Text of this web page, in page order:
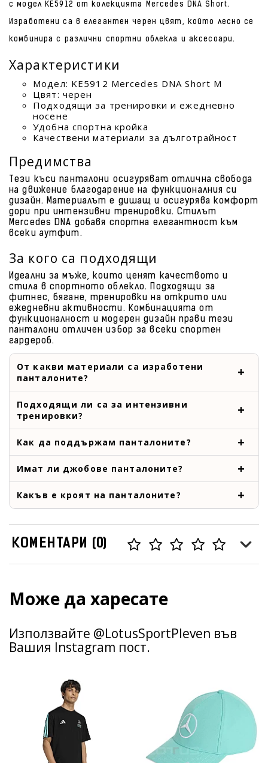
с модел KE5912 от колекцията Mercedes DNA Short.
Изработени са в елегантен черен цвят, който лесно се
комбинира с различни спортни облекла и аксесоари.
Характеристики
Модел: KE5912 Mercedes DNA Short M
Цвят: черен
Подходящи за тренировки и ежедневно
носене
Удобна спортна кройка
Качествени материали за дълготрайност
Предимства
Тези къси панталони осигуряват отлична свобода
на движение благодарение на функционалния си
дизайн. Материалът е дишащ и осигурява комфорт
дори при интензивни тренировки. Стилът
Mercedes DNA добавя спортна елегантност към
всеки аутфит.
За кого са подходящи
Идеални за мъже, които ценят качеството и
стила в спортното облекло. Подходящи за
фитнес, бягане, тренировки на открито или
ежедневни активности. Комбинацията от
функционалност и модерен дизайн прави тези
панталони отличен избор за всеки спортен
гардероб.
От какви материали са изработени
панталоните?
Подходящи ли са за интензивни
тренировки?
Как да поддържам панталоните?
Имат ли джобове панталоните?
Какъв е кроят на панталоните?
КОМЕНТАРИ (0)
Може да харесате
Използвайте @LotusSportPleven във
Вашия Instagram пост.